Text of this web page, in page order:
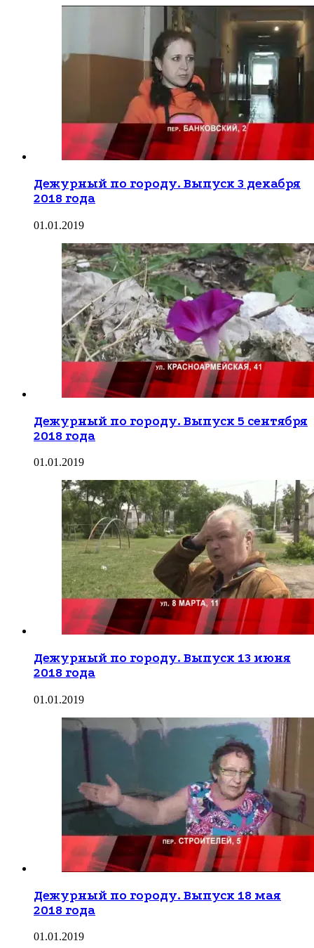
Дежурный по городу. Выпуск 3 декабря
2018 года
01.01.2019
Дежурный по городу. Выпуск 5 сентября
2018 года
01.01.2019
Дежурный по городу. Выпуск 13 июня
2018 года
01.01.2019
Дежурный по городу. Выпуск 18 мая
2018 года
01.01.2019